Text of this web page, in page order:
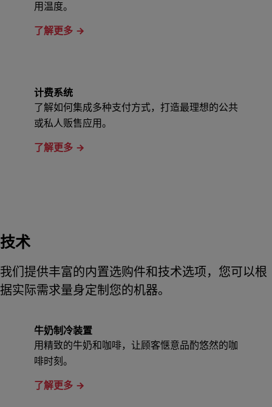
用温度。
了解更多
计费系统
了解如何集成多种支付方式，打造最理想的公共
或私人贩售应用。
了解更多
技术
我们提供丰富的内置选购件和技术选项，您可以根
据实际需求量身定制您的机器。
牛奶制冷装置
用精致的牛奶和咖啡，让顾客惬意品酌悠然的咖
啡时刻。
了解更多